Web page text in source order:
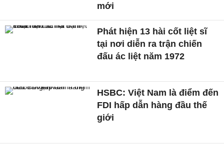
mới
Phát hiện 13 hài cốt liệt sĩ
tại nơi diễn ra trận chiến
đấu ác liệt năm 1972
HSBC: Việt Nam là điểm đến
FDI hấp dẫn hàng đầu thế
giới